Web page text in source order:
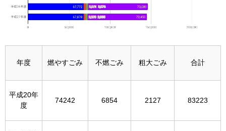
年度 燃やすごみ 不燃ごみ 粗大ごみ 合計
平成20年
度
74242 6854 2127 83223